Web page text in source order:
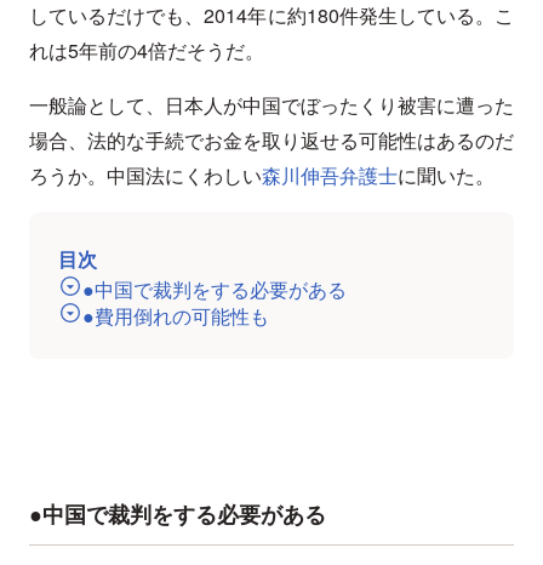
しているだけでも、2014年に約180件発生している。こ
れは5年前の4倍だそうだ。
一般論として、日本人が中国でぼったくり被害に遭った
場合、法的な手続でお金を取り返せる可能性はあるのだ
ろうか。中国法にくわしい森川伸吾弁護士に聞いた。
目次
●中国で裁判をする必要がある
●費用倒れの可能性も
●中国で裁判をする必要がある